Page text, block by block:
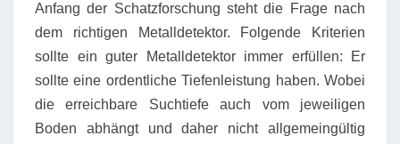
Anfang der Schatzforschung steht die Frage nach
dem richtigen Metalldetektor. Folgende Kriterien
sollte ein guter Metalldetektor immer erfüllen: Er
sollte eine ordentliche Tiefenleistung haben. Wobei
die erreichbare Suchtiefe auch vom jeweiligen
Boden abhängt und daher nicht allgemeingültig